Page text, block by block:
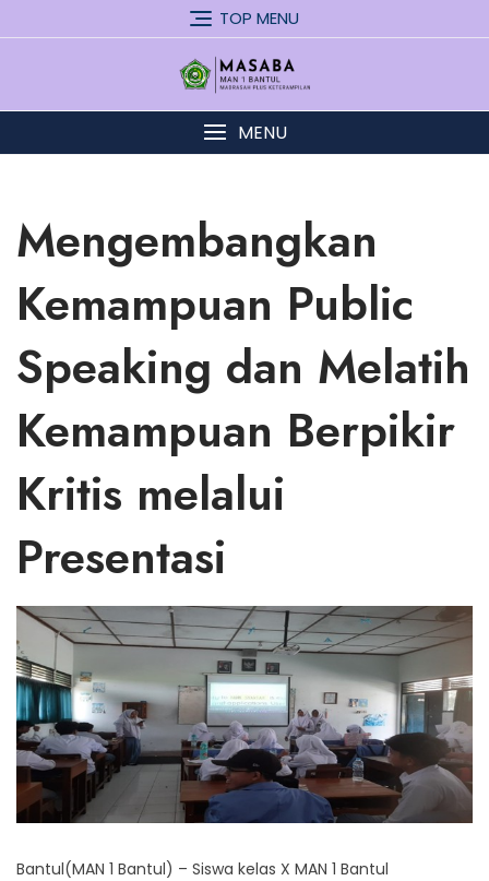
to
TOP MENU
MENU
Mengembangkan
Kemampuan Public
Speaking dan Melatih
Kemampuan Berpikir
Kritis melalui
Presentasi
Bantul(MAN 1 Bantul) – Siswa kelas X MAN 1 Bantul